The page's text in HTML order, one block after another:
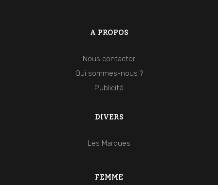
FEMME
A PROPOS
Nous contacter
Qui sommes-nous ?
Publicité
DIVERS
Les Marques